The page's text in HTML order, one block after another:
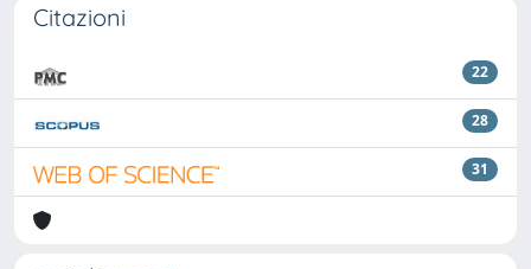
Citazioni
22
28
31